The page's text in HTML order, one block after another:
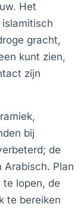
Het
gracht,
kunt zien,
zijn
bij
de
Arabisch. Plan
lopen, de
te bereiken